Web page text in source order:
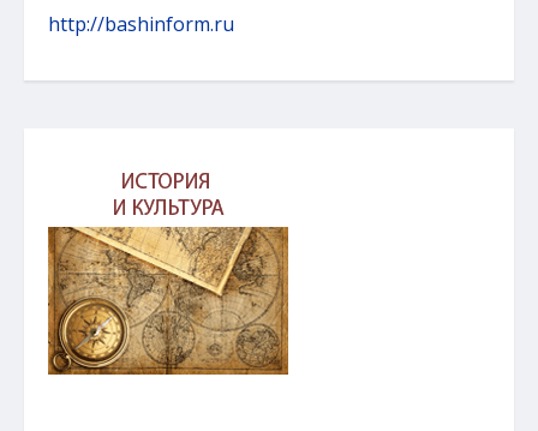
http://bashinform.ru